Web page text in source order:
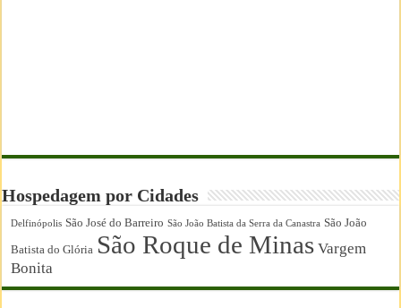
Hospedagem por Cidades
Delfinópolis São José do Barreiro São João Batista da Serra da Canastra São João
Batista do Glória São Roque de Minas Vargem
Bonita